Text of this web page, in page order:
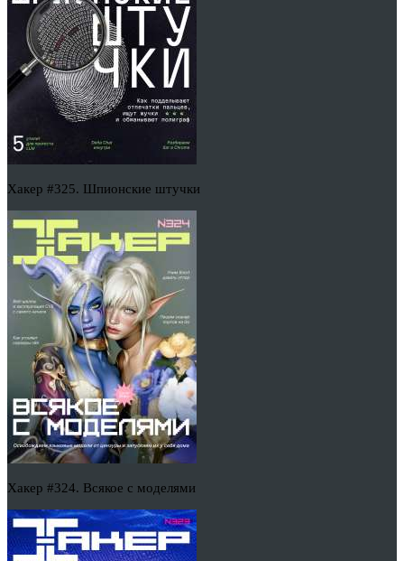
Хакер #325. Шпионские штучки
Хакер #324. Всякое с моделями